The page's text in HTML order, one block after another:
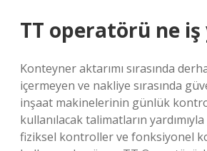
TT operatörü ne iş
Konteyner aktarımı sırasında
içermeyen ve nakliye sırasında
inşaat makinelerinin günlük
kullanılacak talimatların
fiziksel kontroller ve fonksiyonel